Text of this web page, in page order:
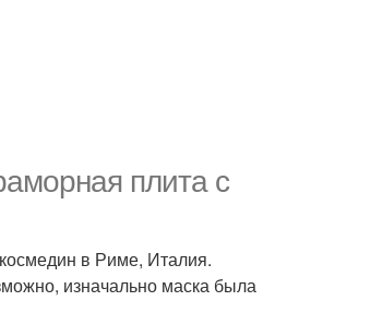
плита с
в Риме, Италия.
изначально маска была